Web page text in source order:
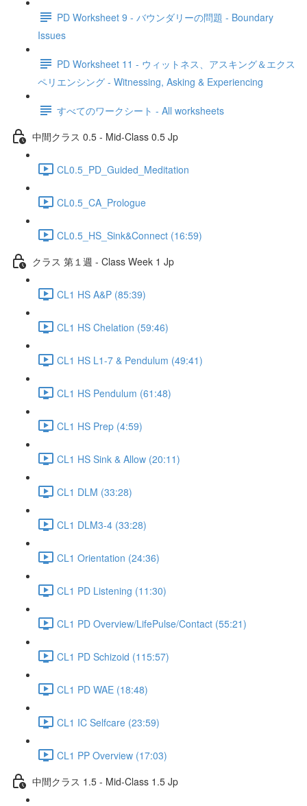
PD Worksheet 9 - バウンダリーの問題 - Boundary
Issues
PD Worksheet 11 - ウィットネス、アスキング＆エクス
ペリエンシング - Witnessing, Asking & Experiencing
すべてのワークシート - All worksheets
中間クラス 0.5 - Mid-Class 0.5 Jp
CL0.5_PD_Guided_Meditation
CL0.5_CA_Prologue
CL0.5_HS_Sink&Connect (16:59)
クラス 第１週 - Class Week 1 Jp
CL1 HS A&P (85:39)
CL1 HS Chelation (59:46)
CL1 HS L1-7 & Pendulum (49:41)
CL1 HS Pendulum (61:48)
CL1 HS Prep (4:59)
CL1 HS Sink & Allow (20:11)
CL1 DLM (33:28)
CL1 DLM3-4 (33:28)
CL1 Orientation (24:36)
CL1 PD Listening (11:30)
CL1 PD Overview/LifePulse/Contact (55:21)
CL1 PD Schizoid (115:57)
CL1 PD WAE (18:48)
CL1 IC Selfcare (23:59)
CL1 PP Overview (17:03)
中間クラス 1.5 - Mid-Class 1.5 Jp